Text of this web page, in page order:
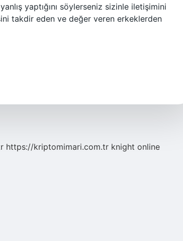
yaptığını söylerseniz sizinle iletişimini
takdir eden ve değer veren erkeklerden
https://kriptomimari.com.tr knight online